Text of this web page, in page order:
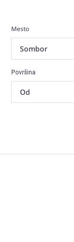
Mesto
Površina